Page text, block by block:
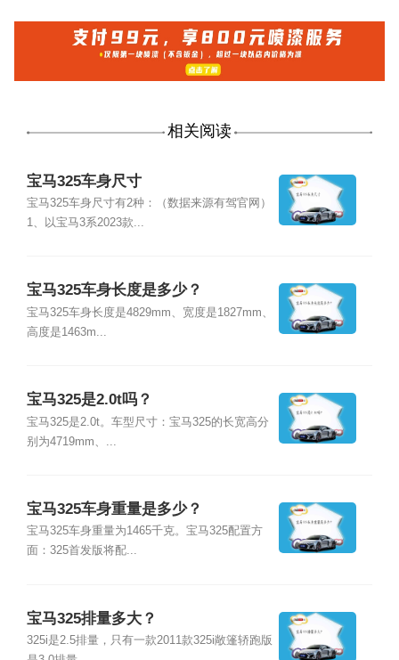
相关阅读
宝马325车身尺寸
宝马325车身尺寸有2种：（数据来源有驾官网）
1、以宝马3系2023款...
宝马325车身长度是多少？
宝马325车身长度是4829mm、宽度是1827mm、
高度是1463m...
宝马325是2.0t吗？
宝马325是2.0t。车型尺寸：宝马325的长宽高分
别为4719mm、...
宝马325车身重量是多少？
宝马325车身重量为1465千克。宝马325配置方
面：325首发版将配...
宝马325排量多大？
325i是2.5排量，只有一款2011款325i敞篷轿跑版